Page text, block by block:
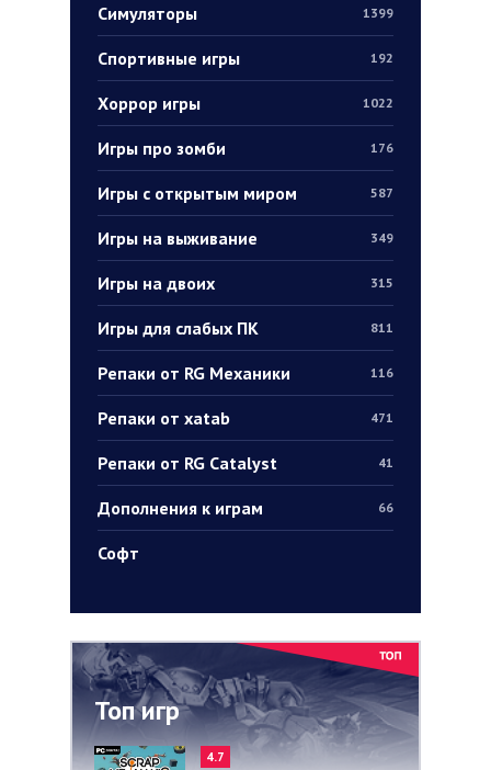
Симуляторы 1399
Спортивные игры 192
Хоррор игры 1022
Игры про зомби 176
Игры с открытым миром 587
Игры на выживание 349
Игры на двоих 315
Игры для слабых ПК 811
Репаки от RG Механики 116
Репаки от xatab 471
Репаки от RG Catalyst 41
Дополнения к играм 66
Софт
Топ игр
4.7